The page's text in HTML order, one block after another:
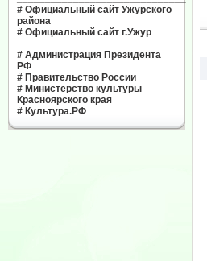
# Официальный сайт Ужурского
района
# Официальный сайт г.Ужур
# Администрация Президента
РФ
# Правительство России
# Министерство культуры
Красноярского края
# Культура.РФ